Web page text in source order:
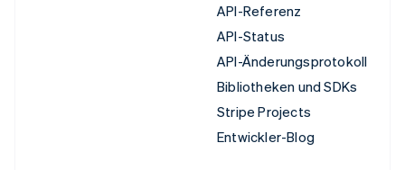
API-Referenz
API-Status
API-Änderungsprotokoll
Bibliotheken und SDKs
Stripe Projects
Entwickler-Blog